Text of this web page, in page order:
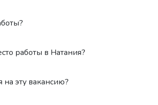
работы в Натания?
на эту вакансию?